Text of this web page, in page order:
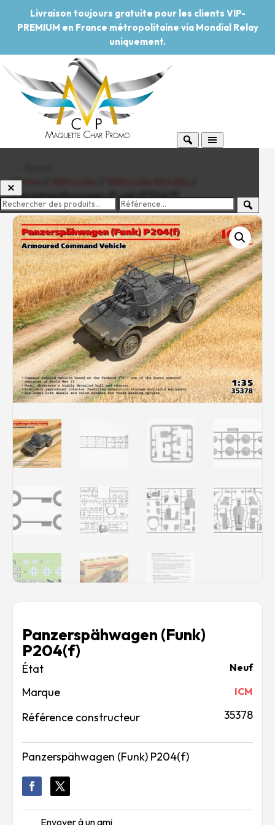
Livraison toujours gratuite pour les clients VIP-
PREMIUM en France métropolitaine via Mondial Relay
uniquement.
-20%Pouvoir d'achat
Rechercher des produits...
Mon panier0
0,00€
Connexion / Inscription
Véhicules
Avions
Bateaux
Trains
Figurines
Peintures
Accessoires
Puzzles
Maquette par marque
Contact
Home
Panzerspähwagen (Funk) P204(f)
Panzerspähwagen (Funk)
P204(f)
Neuf
Marque ICM
Référence constructeur 35378
Panzerspähwagen (Funk) P204(f)
Envoyer à un ami